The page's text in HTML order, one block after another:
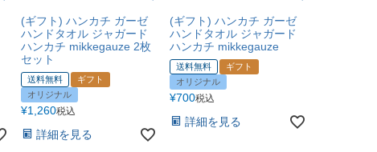
(ギフト) ハンカチ ガーゼ
ハンドタオル ジャガード
ハンカチ mikkegauze 2枚
セット
送料無料
ギフト
オリジナル
¥1,260税込
詳細を見る
(ギフト) ハンカチ ガーゼ
ハンドタオル ジャガード
ハンカチ mikkegauze
送料無料
ギフト
オリジナル
¥700税込
詳細を見る